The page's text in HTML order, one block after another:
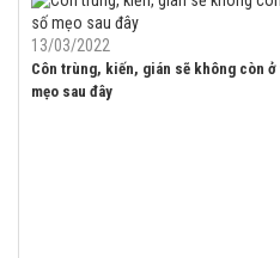
13/03/2022
Côn trùng, kiến, gián sẽ không còn
mẹo sau đây